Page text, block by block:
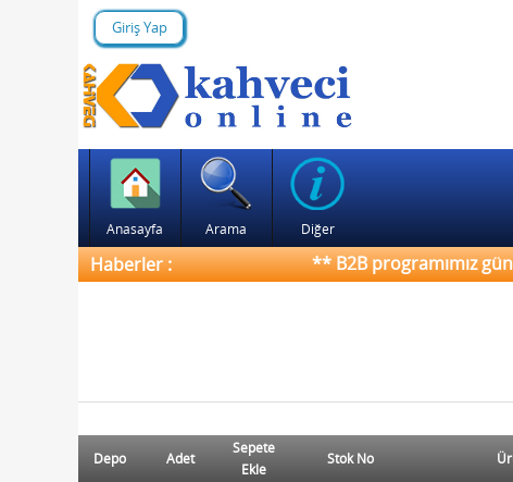
Giriş Yap
Anasayfa Arama Diğer
Haberler : ** B2B programımız
Depo Adet
Sepete
Ekle
Stok No